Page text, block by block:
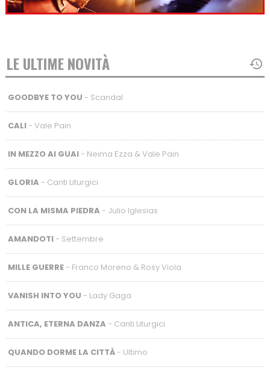
LE ULTIME NOVITÀ
GOODBYE TO YOU - Scandal
CALI- Vale Pain
IN MEZZO AI GUAI- Neima Ezza & Vale Pain
GLORIA - Canti Liturgici
CON LA MISMA PIEDRA - Julio Iglesias
AMANDOTI- Settembre
MILLE GUERRE- Franco Moreno & Rosy Viola
VANISH INTO YOU - Lady Gaga
ANTICA, ETERNA DANZA - Canti Liturgici
QUANDO DORME LA CITTÀ- Ultimo